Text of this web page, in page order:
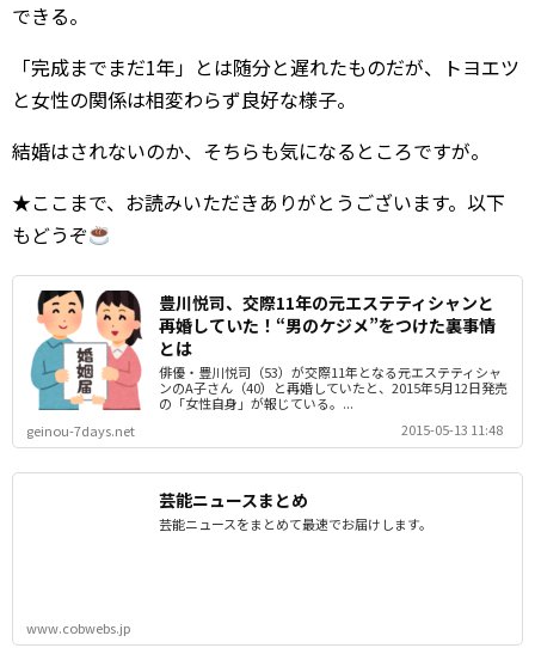
できる。
「完成までまだ1年」とは随分と遅れたものだが、トヨエツ
と女性の関係は相変わらず良好な様子。
結婚はされないのか、そちらも気になるところですが。
★ここまで、お読みいただきありがとうございます。以下
もどうぞ
豊川悦司、交際11年の元エステティシャンと
再婚していた！“男のケジメ”をつけた裏事情
とは
俳優・豊川悦司（53）が交際11年となる元エステティシャ
ンのA子さん（40）と再婚していたと、2015年5月12日発売
の「女性自身」が報じている。...
geinou-7days.net
2015-05-13 11:48
芸能ニュースまとめ
芸能ニュースをまとめて最速でお届けします。
www.cobwebs.jp